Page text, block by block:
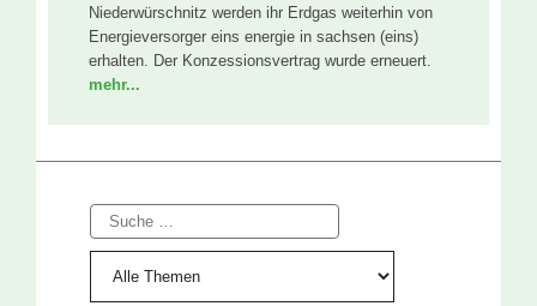
Niederwürschnitz werden ihr Erdgas weiterhin von
Energieversorger eins energie in sachsen (eins)
erhalten. Der Konzessionsvertrag wurde erneuert.
mehr...
Suche